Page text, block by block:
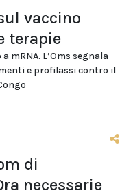
vaccino
terapie
mRNA. L’Oms segnala
e profilassi contro il
di
necessarie